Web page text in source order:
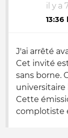
il y a
13:36
J'ai arrêté
Cet invité
sans borne.
universitaire
Cette
complotiste